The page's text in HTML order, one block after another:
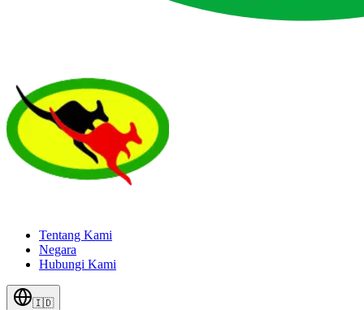
Tentang Kami
Negara
Hubungi Kami
🇮🇩